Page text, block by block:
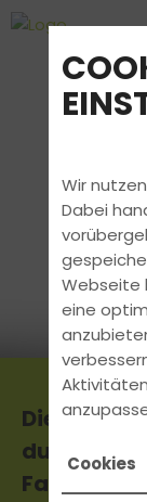
Die
du direkt
Fahrschule.
Wir
Dabei
Webseite
eine
Cookies